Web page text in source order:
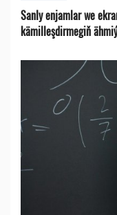
Sanly enjamlar we
kämilleşdirmegiň